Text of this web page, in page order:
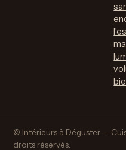
© Intérieurs à Déguster —
droits réservés.